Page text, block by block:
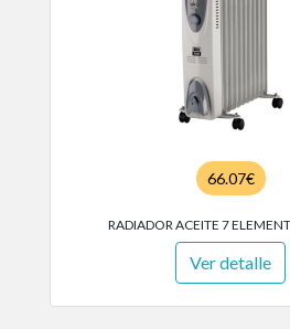
66.07€
RADIADOR ACEITE 7
Ver detalle